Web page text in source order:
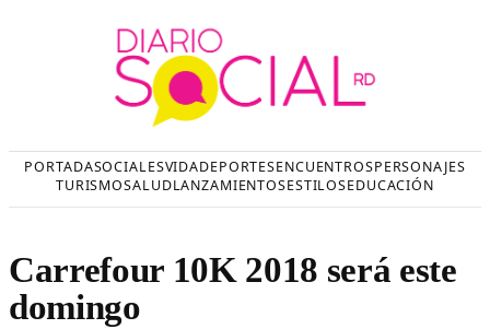
PORTADASOCIALESVIDADEPORTESENCUENTROSPERSONAJES
TURISMOSALUDLANZAMIENTOSESTILOSEDUCACIÓN
Carrefour 10K 2018 será este
domingo